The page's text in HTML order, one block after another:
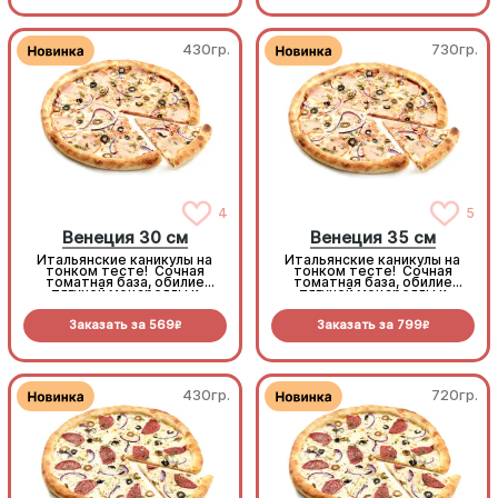
430гр.
4
Венеция 30 см
Итальянские каникулы на
тонком тесте! Сочная
томатная база, обилие
тягучей моцареллы и
курочка. Микс маслин,
оливок и сладкого шалота
средиземноморский вкус
Заказать за 569R
730гр.
5
Венеция 35 см
Итальянские каникулы на
тонком тесте! Сочная
томатная база, обилие
тягучей моцареллы и
курочка. Микс маслин,
оливок и сладкого шалота
средиземноморский вкус
Заказать за 799R
430гр. 720гр.